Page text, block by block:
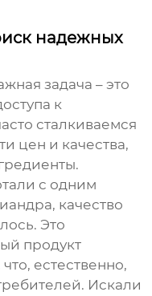
надежных
задача – это
к
сталкиваемся
цен и качества,
с одним
качество
Это
продукт
естественно,
Искали